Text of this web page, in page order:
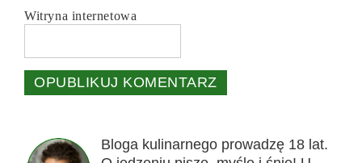
Witryna internetowa
Bloga kulinarnego prowadzę 18 lat.